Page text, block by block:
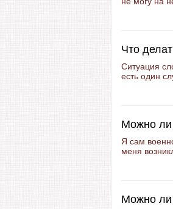
Что
Ситуация
есть один
Можно ли
Я сам
меня
Можно ли